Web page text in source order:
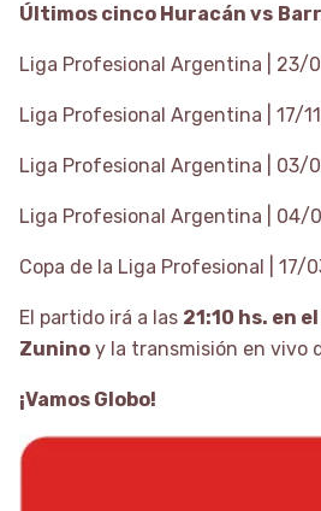
Últimos cinco Huracán vs
Liga Profesional Argentina | 23/
Liga Profesional Argentina | 17/
Liga Profesional Argentina | 03/
Liga Profesional Argentina | 04/
Copa de la Liga Profesional |
El partido irá a las 21:10 hs. en
Zunino y la transmisión en vivo
¡Vamos Globo!